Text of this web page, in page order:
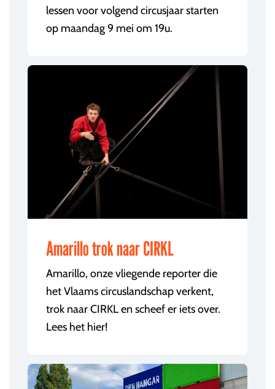
lessen voor volgend circusjaar starten
op maandag 9 mei om 19u.
Amarillo trok naar CIRKL
Amarillo, onze vliegende reporter die
het Vlaams circuslandschap verkent,
trok naar CIRKL en scheef er iets over.
Lees het hier!